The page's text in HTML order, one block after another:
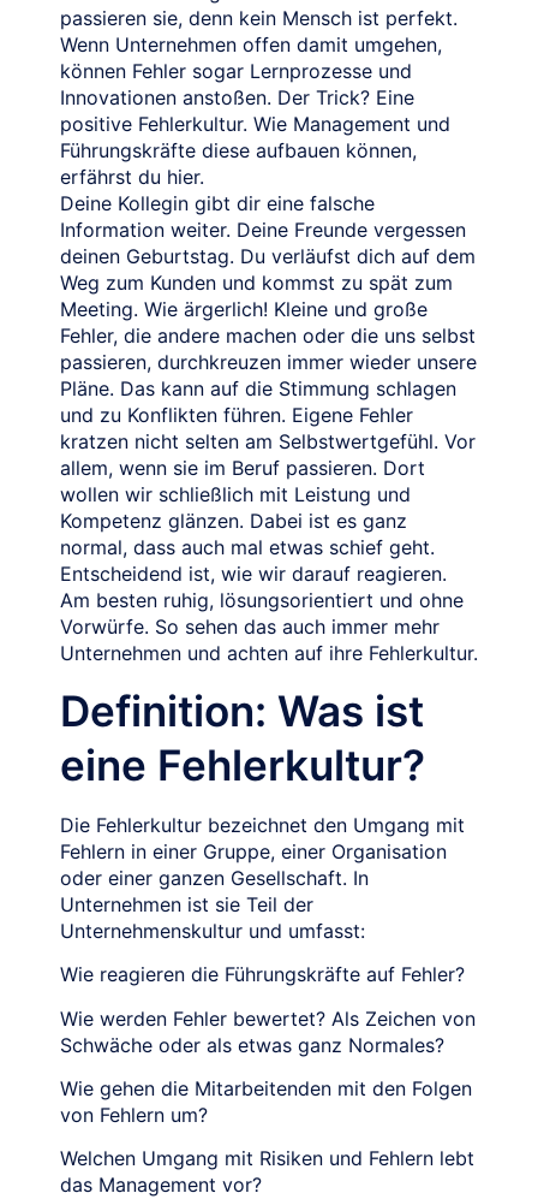
passieren sie, denn kein Mensch ist perfekt.
Wenn Unternehmen offen damit umgehen,
können Fehler sogar Lernprozesse und
Innovationen anstoßen. Der Trick? Eine
positive Fehlerkultur. Wie Management und
Führungskräfte diese aufbauen können,
erfährst du hier.
Deine Kollegin gibt dir eine falsche
Information weiter. Deine Freunde vergessen
deinen Geburtstag. Du verläufst dich auf dem
Weg zum Kunden und kommst zu spät zum
Meeting. Wie ärgerlich! Kleine und große
Fehler, die andere machen oder die uns selbst
passieren, durchkreuzen immer wieder unsere
Pläne. Das kann auf die Stimmung schlagen
und zu Konflikten führen. Eigene Fehler
kratzen nicht selten am Selbstwertgefühl. Vor
allem, wenn sie im Beruf passieren. Dort
wollen wir schließlich mit Leistung und
Kompetenz glänzen. Dabei ist es ganz
normal, dass auch mal etwas schief geht.
Entscheidend ist, wie wir darauf reagieren.
Am besten ruhig, lösungsorientiert und ohne
Vorwürfe. So sehen das auch immer mehr
Unternehmen und achten auf ihre Fehlerkultur.
Definition: Was ist
eine Fehlerkultur?
Die Fehlerkultur bezeichnet den Umgang mit
Fehlern in einer Gruppe, einer Organisation
oder einer ganzen Gesellschaft. In
Unternehmen ist sie Teil der
Unternehmenskultur und umfasst:
Wie reagieren die Führungskräfte auf Fehler?
Wie werden Fehler bewertet? Als Zeichen von
Schwäche oder als etwas ganz Normales?
Wie gehen die Mitarbeitenden mit den Folgen
von Fehlern um?
Welchen Umgang mit Risiken und Fehlern lebt
das Management vor?